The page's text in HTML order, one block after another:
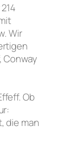
Wir
Conway
Ob
die man